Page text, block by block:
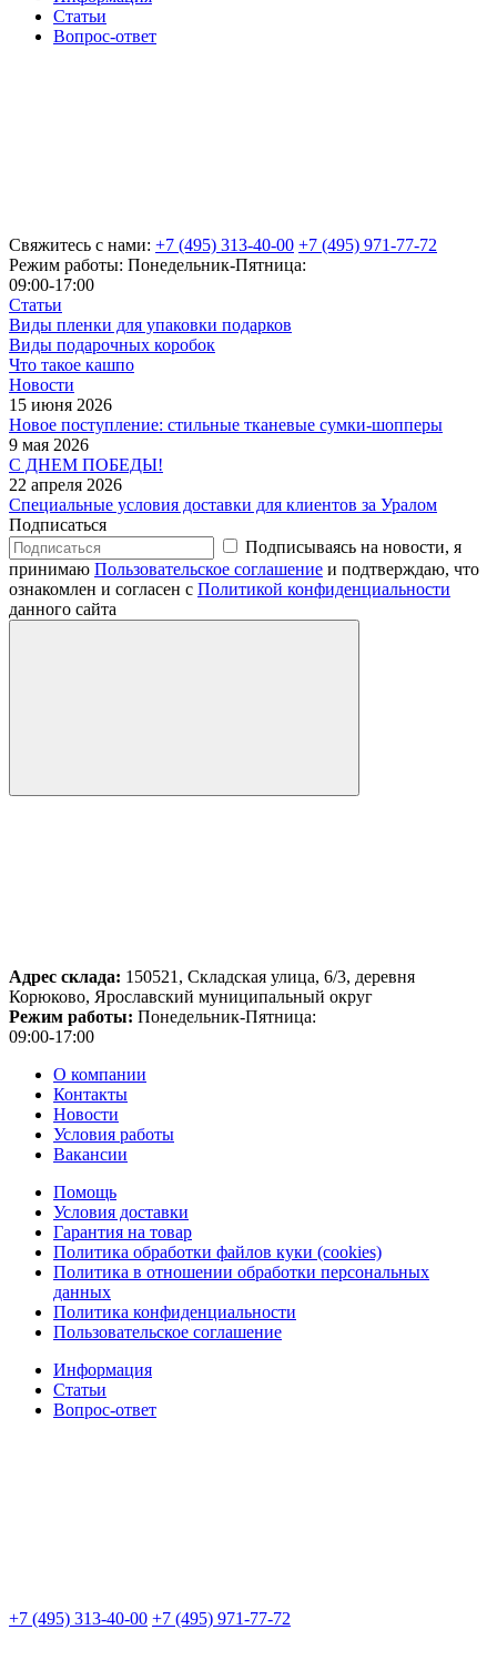
Статьи
Вопрос-ответ
Свяжитесь с нами: +7 (495) 313-40-00 +7 (495) 971-77-72
Режим работы: Понедельник-Пятница:
09:00-17:00
Статьи
Виды пленки для упаковки подарков
Виды подарочных коробок
Что такое кашпо
Новости
15 июня 2026
Новое поступление: стильные тканевые сумки-шопперы
9 мая 2026
С ДНЕМ ПОБЕДЫ!
22 апреля 2026
Специальные условия доставки для клиентов за Уралом
Подписаться
Подписываясь на новости, я
принимаю Пользовательское соглашение и подтверждаю, что
ознакомлен и согласен с Политикой конфиденциальности
данного сайта
Адрес склада: 150521, Складская улица, 6/3, деревня
Корюково, Ярославский муниципальный округ
Режим работы: Понедельник-Пятница:
09:00-17:00
О компании
Контакты
Новости
Условия работы
Вакансии
Помощь
Условия доставки
Гарантия на товар
Политика обработки файлов куки (cookies)
Политика в отношении обработки персональных
данных
Политика конфиденциальности
Пользовательское соглашение
Информация
Статьи
Вопрос-ответ
+7 (495) 313-40-00 +7 (495) 971-77-72